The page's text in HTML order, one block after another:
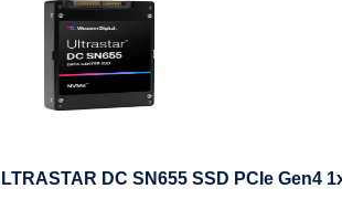
DC SN655 SSD PCIe Gen4